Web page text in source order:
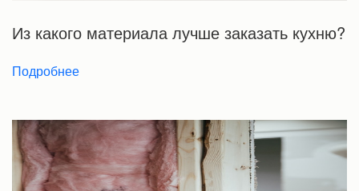
Из какого материала лучше заказать кухню?
Подробнее